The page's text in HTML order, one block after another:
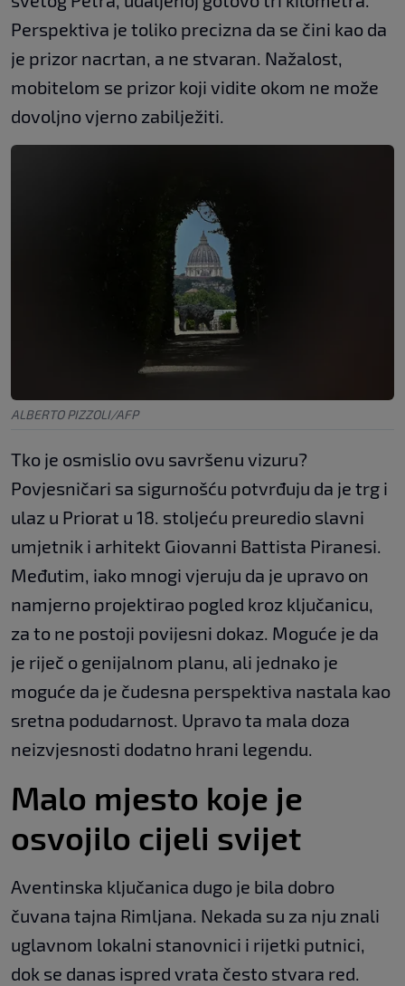
Perspektiva je toliko precizna da se čini kao da
je prizor nacrtan, a ne stvaran. Nažalost,
mobitelom se prizor koji vidite okom ne može
dovoljno vjerno zabilježiti.
ALBERTO PIZZOLI/AFP
Tko je osmislio ovu savršenu vizuru?
Povjesničari sa sigurnošću potvrđuju da je trg i
ulaz u Priorat u 18. stoljeću preuredio slavni
umjetnik i arhitekt Giovanni Battista Piranesi.
Međutim, iako mnogi vjeruju da je upravo on
namjerno projektirao pogled kroz ključanicu,
za to ne postoji povijesni dokaz. Moguće je da
je riječ o genijalnom planu, ali jednako je
moguće da je čudesna perspektiva nastala kao
sretna podudarnost. Upravo ta mala doza
neizvjesnosti dodatno hrani legendu.
Malo mjesto koje je
osvojilo cijeli svijet
Aventinska ključanica dugo je bila dobro
čuvana tajna Rimljana. Nekada su za nju znali
uglavnom lokalni stanovnici i rijetki putnici,
dok se danas ispred vrata često stvara red.